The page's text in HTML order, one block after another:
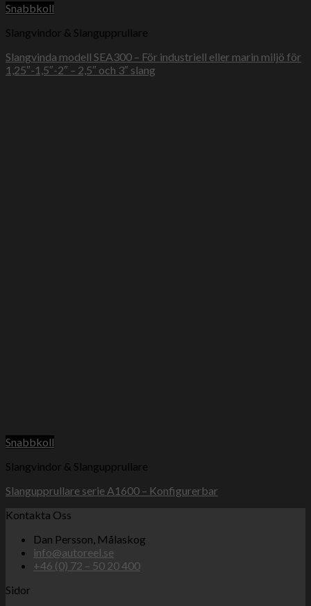
Snabbkoll
Slangvindor & Slangupprullare
Slangvinda modell SEA300 – För industriell eller marin miljö för
1,25″-1,5″-2″ – 2,5″ och 3″ slang
Snabbkoll
Slangvindor & Slangupprullare
Slangupprullare serie A1600 – Konfigurerbar
Kontakta Oss
Dan Persson, Målaskog
info@autoreel.se
+46 (0) 72 – 50 20 400
Sidor